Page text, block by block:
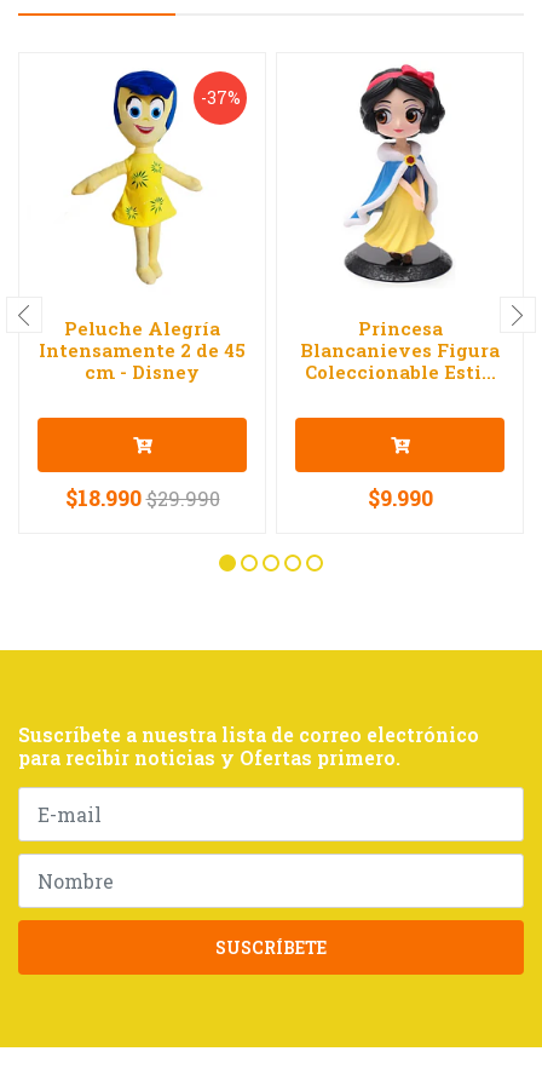
-37%
Peluche Alegría
Intensamente 2 de 45
cm - Disney
$18.990$29.990
Princesa
Blancanieves Figura
Coleccionable Esti...
$9.990
Suscríbete a nuestra lista de correo electrónico
para recibir noticias y Ofertas primero.
SUSCRÍBETE